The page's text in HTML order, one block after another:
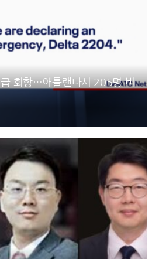
회항…애틀랜타서 205명 비